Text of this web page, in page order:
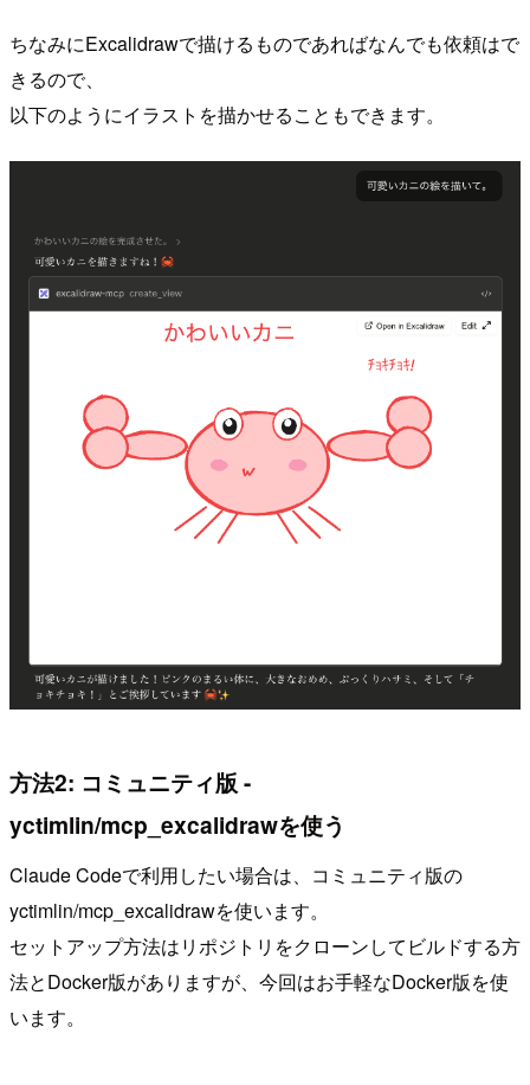
ちなみにExcalidrawで描けるものであればなんでも依頼はで
きるので、
以下のようにイラストを描かせることもできます。
方法2: コミュニティ版 -
yctimlin/mcp_excalidrawを使う
Claude Codeで利用したい場合は、コミュニティ版の
yctimlin/mcp_excalidrawを使います。
セットアップ方法はリポジトリをクローンしてビルドする方
法とDocker版がありますが、今回はお手軽なDocker版を使
います。